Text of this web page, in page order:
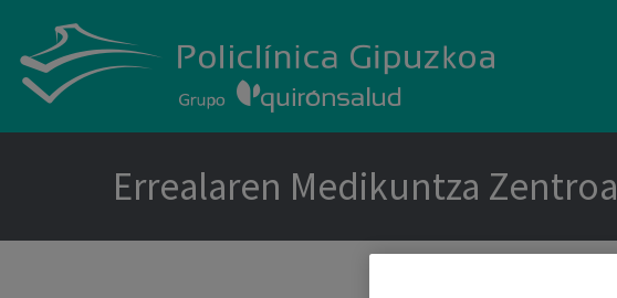
Errealaren Medikuntza Zentroa